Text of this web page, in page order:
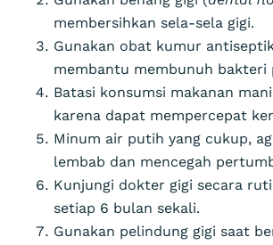
membersihkan sela-sela gigi.
Gunakan obat kumur
membantu membunuh bakteri
Batasi konsumsi makanan
karena dapat mempercepat
Minum air putih yang cukup,
lembab dan mencegah
Kunjungi dokter gigi secara
setiap 6 bulan sekali.
Gunakan pelindung gigi saat